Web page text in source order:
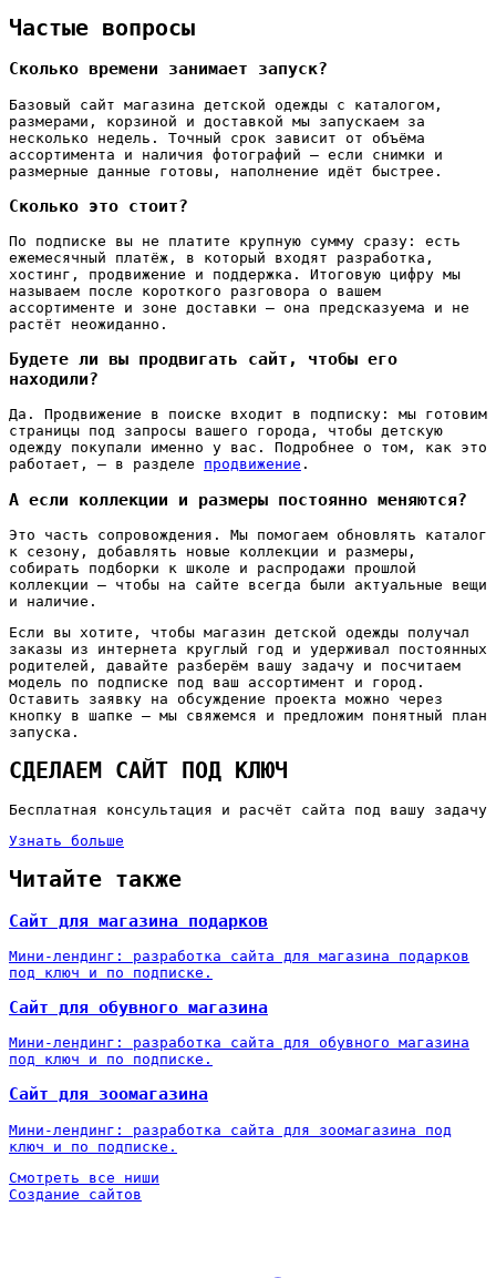
Частые вопросы
Сколько времени занимает запуск?
Базовый сайт магазина детской одежды с каталогом,
размерами, корзиной и доставкой мы запускаем за
несколько недель. Точный срок зависит от объёма
ассортимента и наличия фотографий — если снимки и
размерные данные готовы, наполнение идёт быстрее.
Сколько это стоит?
По подписке вы не платите крупную сумму сразу: есть
ежемесячный платёж, в который входят разработка,
хостинг, продвижение и поддержка. Итоговую цифру мы
называем после короткого разговора о вашем
ассортименте и зоне доставки — она предсказуема и не
растёт неожиданно.
Будете ли вы продвигать сайт, чтобы его
находили?
Да. Продвижение в поиске входит в подписку: мы готовим
страницы под запросы вашего города, чтобы детскую
одежду покупали именно у вас. Подробнее о том, как это
работает, — в разделе продвижение .
А если коллекции и размеры постоянно меняются?
Это часть сопровождения. Мы помогаем обновлять каталог
к сезону, добавлять новые коллекции и размеры,
собирать подборки к школе и распродажи прошлой
коллекции — чтобы на сайте всегда были актуальные вещи
и наличие.
Если вы хотите, чтобы магазин детской одежды получал
заказы из интернета круглый год и удерживал постоянных
родителей, давайте разберём вашу задачу и посчитаем
модель по подписке под ваш ассортимент и город.
Оставить заявку на обсуждение проекта можно через
кнопку в шапке — мы свяжемся и предложим понятный план
запуска.
СДЕЛАЕМ САЙТ ПОД КЛЮЧ
Бесплатная консультация и расчёт сайта под вашу задачу
Узнать больше
Читайте также
Сайт для магазина подарков
Мини-лендинг: разработка сайта для магазина подарков
под ключ и по подписке.
Сайт для обувного магазина
Мини-лендинг: разработка сайта для обувного магазина
под ключ и по подписке.
Сайт для зоомагазина
Мини-лендинг: разработка сайта для зоомагазина под
ключ и по подписке.
Смотреть все ниши
Создание сайтов